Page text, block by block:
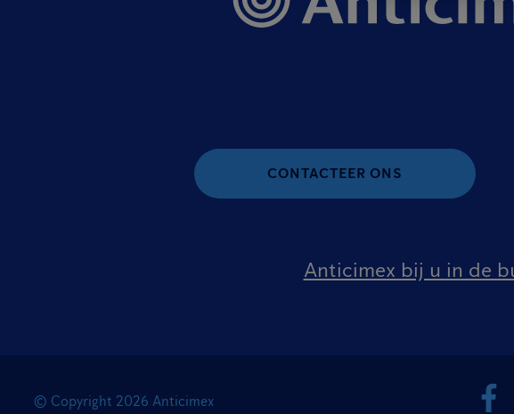
CONTACTEER ONS
Anticimex bij u in de
© Copyright 2026 Anticimex